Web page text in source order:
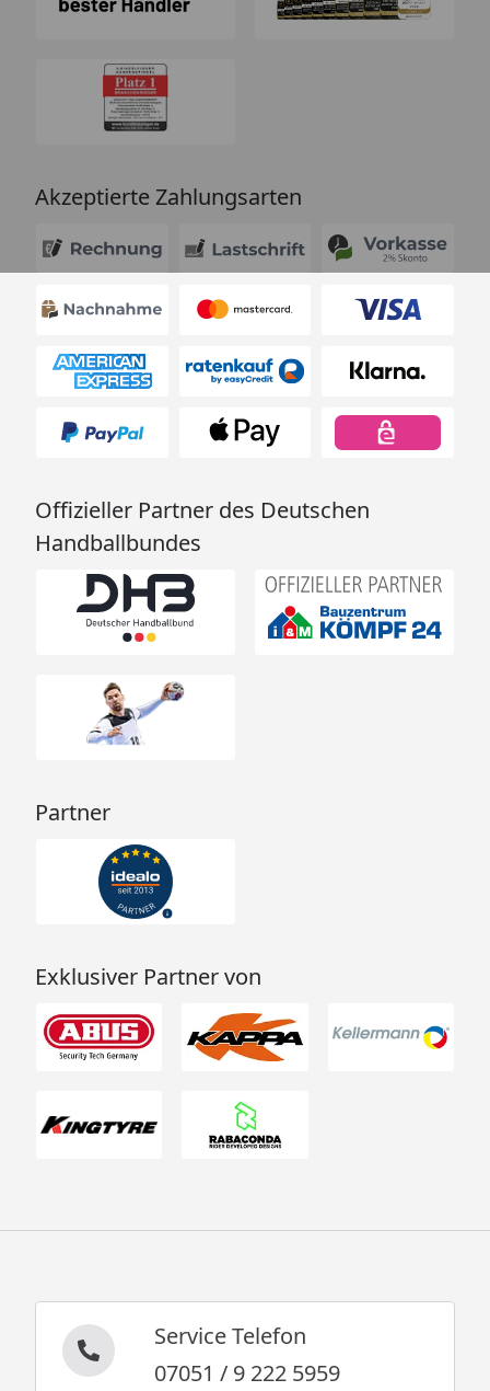
Akzeptierte Zahlungsarten
Offizieller Partner des Deutschen
Handballbundes
Partner
Exklusiver Partner von
Service Telefon
07051 / 9 222 5959